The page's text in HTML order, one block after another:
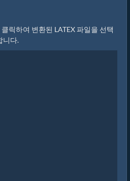
릭하여 변환된 LATEX 파일을 선택
니다.